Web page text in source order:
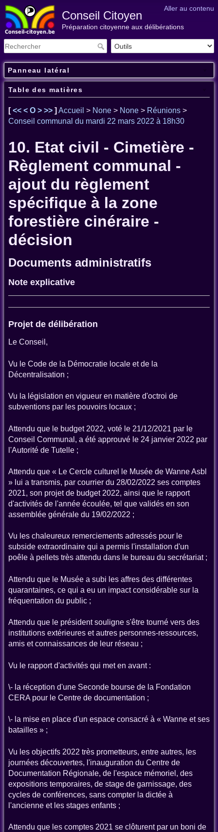
Aller au contenu
Conseil Citoyen
Préparation citoyenne aux délibérations
Panneau latéral
Table des matières
[<< < O > >> ] Accueil > None > None > Réunions >
Conseil communal du mardi 22 mars 2022 à 18h30
10. Etat civil - Cimetière -
Règlement communal -
ajout du règlement
spécifique à la zone
forestière cinéraire -
décision
Documents administratifs
Note explicative
Projet de délibération
Le Conseil,
Vu le Code de la Démocratie locale et de la
Décentralisation ;
Vu la législation en vigueur en matière d'octroi de
subventions par les pouvoirs locaux ;
Attendu que le budget 2022, voté le 21/12/2021 par le
Conseil Communal, a été approuvé le 24 janvier 2022 par
l'Autorité de Tutelle ;
Attendu que « Le Cercle culturel le Musée de Wanne Asbl
» lui a transmis, par courrier du 28/02/2022 ses comptes
2021, son projet de budget 2022, ainsi que le rapport
d'activités de l'année écoulée, tel que validés en son
assemblée générale du 19/02/2022 ;
Vu les chaleureux remerciements adressés pour le
subside extraordinaire qui a permis l'installation d'un
poêle à pellets très attendu dans le bureau du secrétariat ;
Attendu que le Musée a subi les affres des différentes
quarantaines, ce qui a eu un impact considérable sur la
fréquentation du public ;
Attendu que le président souligne s'être tourné vers des
institutions extérieures et autres personnes-ressources,
amis et connaissances de leur réseau ;
Vu le rapport d'activités qui met en avant :
\- la réception d'une Seconde bourse de la Fondation
CERA pour le Centre de documentation ;
\- la mise en place d'un espace consacré à « Wanne et ses
batailles » ;
Vu les objectifs 2022 très prometteurs, entre autres, les
journées découvertes, l'inauguration du Centre de
Documentation Régionale, de l'espace mémoriel, des
expositions temporaires, de stage de garnissage, des
cycles de conférences, sans compter la dictée à
l'ancienne et les stages enfants ;
Attendu que les comptes 2021 se clôturent par un boni de